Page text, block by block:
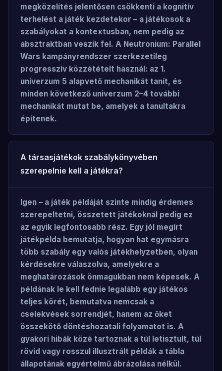
megközelítés jelentősen csökkenti a kognitív
terhelést a játék kezdetekor – a játékosok a
szabályokat a kontextusban, nem pedig az
absztraktban veszik fel. A Neutronium: Parallel
Wars kampányrendszer szerkezetileg
progresszív közzétételt használ: az 1.
univerzum 5 alapvető mechanikát tanít, és
minden következő univerzum 2–4 további
mechanikát mutat be, amelyek a tanultakra
építenek.
A társasjátékok szabálykönyvében
szerepelnie kell a játékra?
Igen – a játék példáját szinte mindig érdemes
szerepeltetni, összetett játékoknál pedig ez
az egyik legfontosabb rész. Egy jól megírt
játékpélda bemutatja, hogyan hat egymásra
több szabály egy valós játékhelyzetben, olyan
kérdésekre válaszolva, amelyekre a
meghatározások önmagukban nem képesek. A
példának le kell fednie legalább egy játékos
teljes körét, bemutatva nemcsak a
cselekvések sorrendjét, hanem az őket
összekötő döntéshozatali folyamatot is. A
gyakori hibák közé tartoznak a túl letisztult, túl
rövid vagy rosszul illusztrált példák a tábla
állapotának egyértelmű ábrázolása nélkül.